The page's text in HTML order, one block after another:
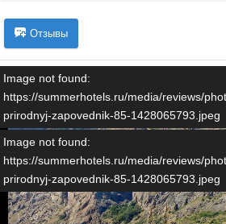
Отзывы
1/10
Image not found:
https://summerhotels.ru/media/reviews/
prirodnyj-zapovednik-85-1428065793.jpeg
Image not found:
https://summerhotels.ru/media/reviews/
prirodnyj-zapovednik-85-1428065793.jpeg